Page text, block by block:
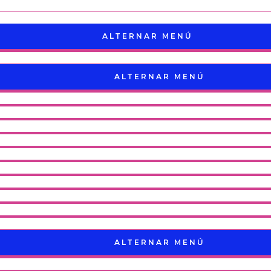
ALTERNAR MENÚ
ALTERNAR MENÚ
ALTERNAR MENÚ